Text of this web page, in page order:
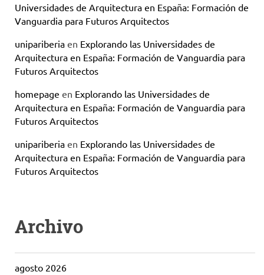
Universidades de Arquitectura en España: Formación de
Vanguardia para Futuros Arquitectos
unipariberia en Explorando las Universidades de
Arquitectura en España: Formación de Vanguardia para
Futuros Arquitectos
homepage en Explorando las Universidades de
Arquitectura en España: Formación de Vanguardia para
Futuros Arquitectos
unipariberia en Explorando las Universidades de
Arquitectura en España: Formación de Vanguardia para
Futuros Arquitectos
Archivo
agosto 2026